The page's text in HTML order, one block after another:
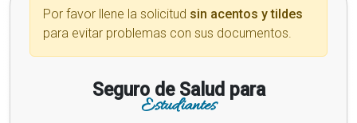
Por favor llene la solicitud sin acentos y tildes
para evitar problemas con sus documentos.
Seguro de Salud para
Estudiantes